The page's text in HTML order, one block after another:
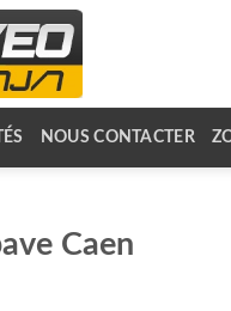
NOUS CONTACTER
Caen